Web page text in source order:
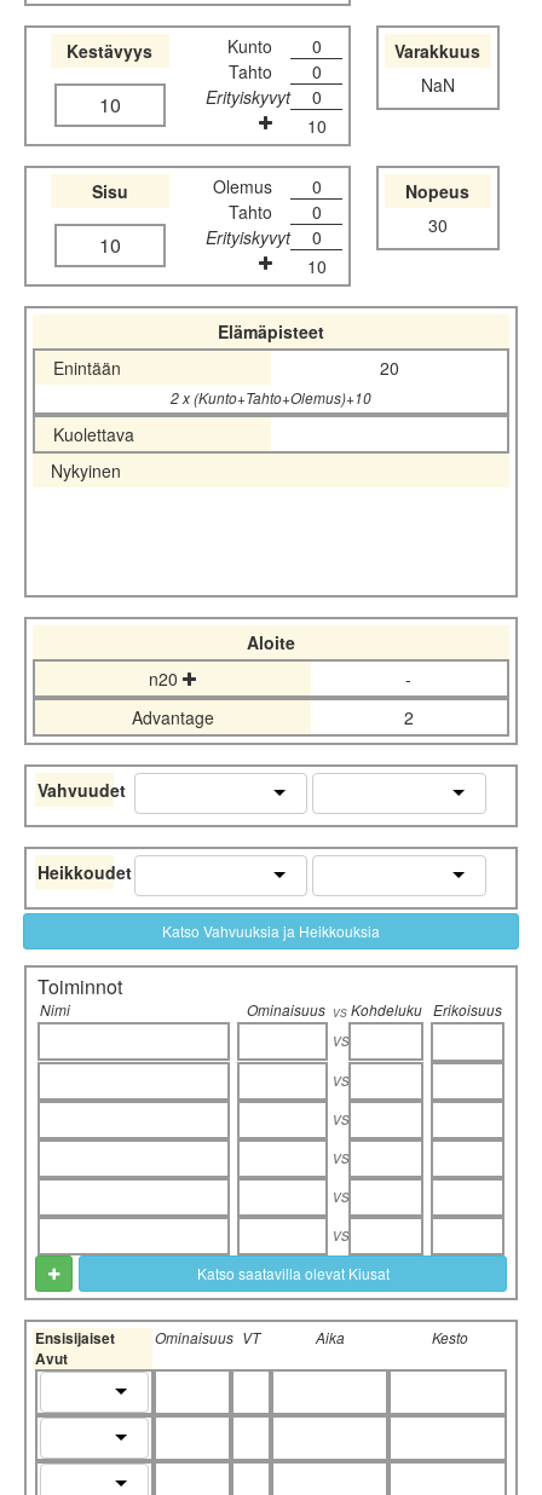
Kestävyys
10
Kunto
0
Tahto
0
Erityiskyvyt
0
10
Varakkuus
NaN
Sisu
10
Olemus
0
Tahto
0
Erityiskyvyt
0
10
Nopeus
30
Elämäpisteet
Enintään
20
2 x (Kunto+Tahto+Olemus)+10
Kuolettava
Nykyinen
Aloite
n20
-
Advantage
2
Vahvuudet
Heikkoudet
Katso Vahvuuksia ja Heikkouksia
Toiminnot
Nimi Ominaisuus vs Kohdeluku Erikoisuus
vs
vs
vs
vs
vs
vs
Katso saatavilla olevat Kiusat
Ensisijaiset
Avut
Ominaisuus VT Aika Kesto